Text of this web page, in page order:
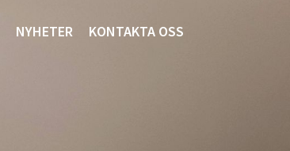
NYHETER KONTAKTA OSS